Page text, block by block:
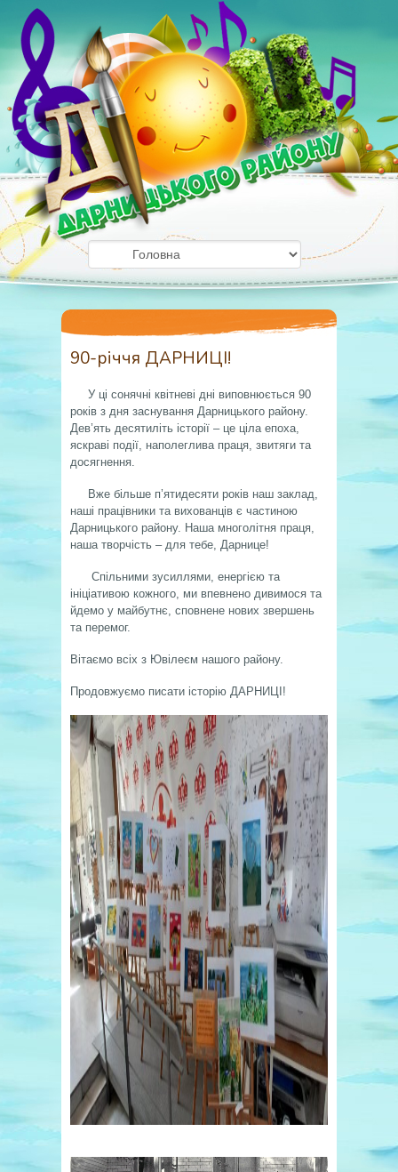
90-річчя ДАРНИЦІ!
У ці сонячні квітневі дні виповнюється 90
років з дня заснування Дарницького району.
Дев’ять десятиліть історії – це ціла епоха,
яскраві події, наполеглива праця, звитяги та
досягнення.
Вже більше п’ятидесяти років наш заклад,
наші працівники та вихованців є частиною
Дарницького району. Наша многолітня праця,
наша творчість – для тебе, Дарнице!
Спільними зусиллями, енергією та
ініціативою кожного, ми впевнено дивимося та
йдемо у майбутнє, сповнене нових звершень
та перемог.
Вітаємо всіх з Ювілеєм нашого району.
Продовжуємо писати історію ДАРНИЦІ!
Відеопрогравач